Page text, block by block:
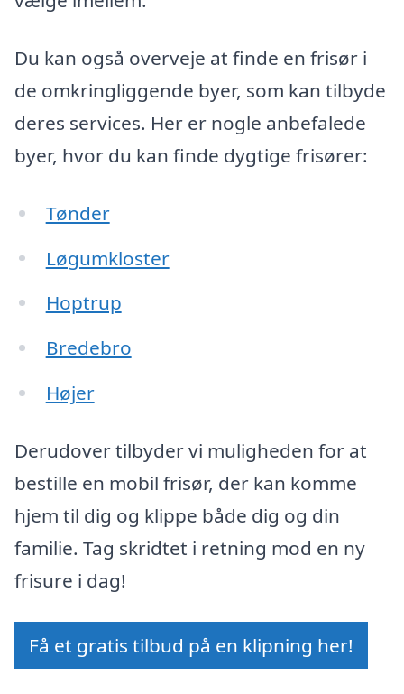
Du kan også overveje at finde en frisør i
de omkringliggende byer, som kan tilbyde
deres services. Her er nogle anbefalede
byer, hvor du kan finde dygtige frisører:
Tønder
Løgumkloster
Hoptrup
Bredebro
Højer
Derudover tilbyder vi muligheden for at
bestille en mobil frisør, der kan komme
hjem til dig og klippe både dig og din
familie. Tag skridtet i retning mod en ny
frisure i dag!
Få et gratis tilbud på en klipning her!